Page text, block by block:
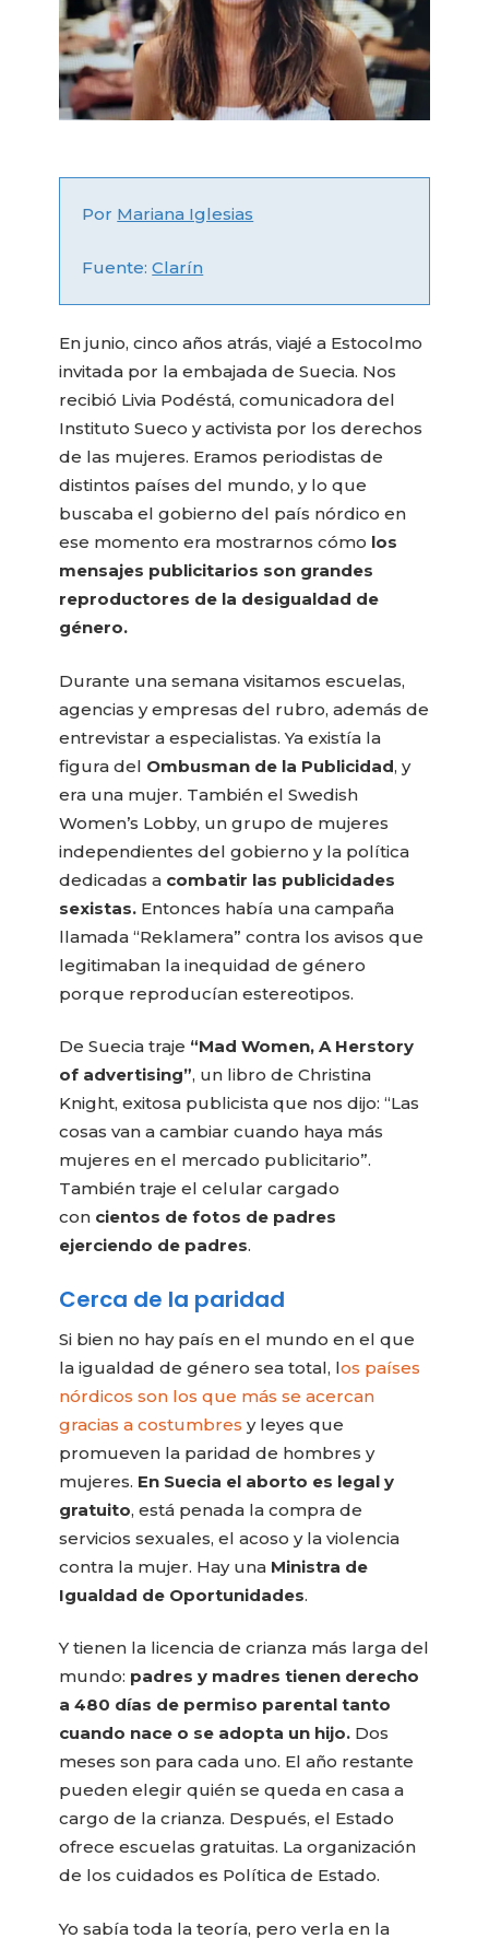
Por Mariana Iglesias
Fuente:Clarín
En junio, cinco años atrás, viajé a Estocolmo
invitada por la embajada de Suecia. Nos
recibió Livia Podéstá, comunicadora del
Instituto Sueco y activista por los derechos
de las mujeres. Eramos periodistas de
distintos países del mundo, y lo que
buscaba el gobierno del país nórdico en
ese momento era mostrarnos cómo los
mensajes publicitarios son grandes
reproductores de la desigualdad de
género.
Durante una semana visitamos escuelas,
agencias y empresas del rubro, además de
entrevistar a especialistas. Ya existía la
figura del Ombusman de la Publicidad, y
era una mujer. También el Swedish
Women’s Lobby, un grupo de mujeres
independientes del gobierno y la política
dedicadas a combatir las publicidades
sexistas. Entonces había una campaña
llamada “Reklamera” contra los avisos que
legitimaban la inequidad de género
porque reproducían estereotipos.
De Suecia traje “Mad Women, A Herstory
of advertising”, un libro de Christina
Knight, exitosa publicista que nos dijo: “Las
cosas van a cambiar cuando haya más
mujeres en el mercado publicitario”.
También traje el celular cargado
con cientos de fotos de padres
ejerciendo de padres.
Cerca de la paridad
Si bien no hay país en el mundo en el que
la igualdad de género sea total, los países
nórdicos son los que más se acercan
gracias a costumbres y leyes que
promueven la paridad de hombres y
mujeres. En Suecia el aborto es legal y
gratuito, está penada la compra de
servicios sexuales, el acoso y la violencia
contra la mujer. Hay una Ministra de
Igualdad de Oportunidades.
Y tienen la licencia de crianza más larga del
mundo: padres y madres tienen derecho
a 480 días de permiso parental tanto
cuando nace o se adopta un hijo. Dos
meses son para cada uno. El año restante
pueden elegir quién se queda en casa a
cargo de la crianza. Después, el Estado
ofrece escuelas gratuitas. La organización
de los cuidados es Política de Estado.
Yo sabía toda la teoría, pero verla en la